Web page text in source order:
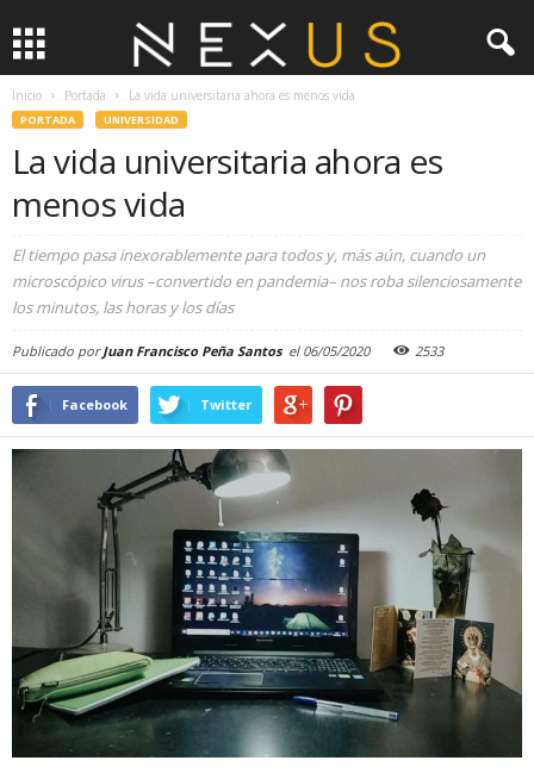
Inicio Portada La vida universitaria ahora es menos vida
PORTADA UNIVERSIDAD
La vida universitaria ahora es
menos vida
El tiempo pasa inexorablemente para todos y, más aún, cuando un
microscópico virus –convertido en pandemia– nos roba silenciosamente
los minutos, las horas y los días
Publicado porJuan Francisco Peña Santos el 06/05/2020 2533
Facebook Twitter